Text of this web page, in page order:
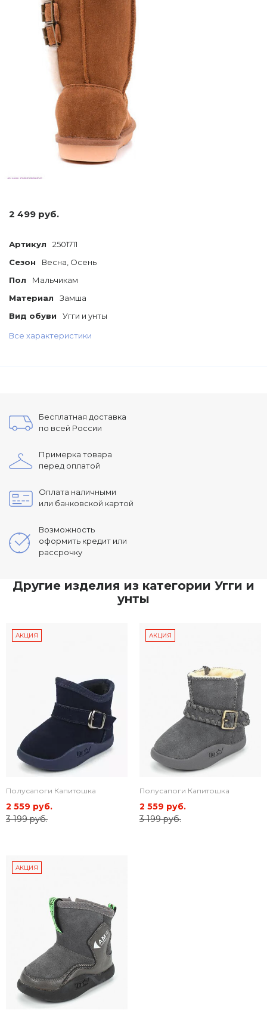
2 499 руб.
Артикул
2501711
Сезон
Весна, Осень
Пол
Мальчикам
Материал
Замша
Вид обуви
Угги и унты
Все характеристики
Бесплатная доставка
по всей России
Примерка товара
перед оплатой
Оплата наличными
или банковской картой
Возможность
оформить кредит или
рассрочку
Другие изделия из категории Угги и
унты
АКЦИЯ
Полусапоги Капитошка
2 559 руб.
3 199 руб.
АКЦИЯ
Полусапоги Капитошка
2 559 руб.
3 199 руб.
АКЦИЯ